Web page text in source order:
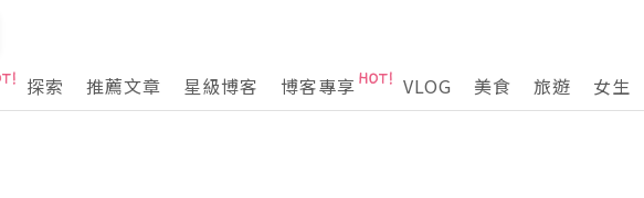
探索
推薦文章 星級博客 博客專享 VLOG 美食 旅遊 女生